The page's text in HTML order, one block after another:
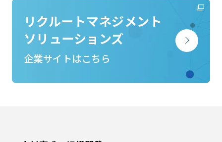
リクルートマネジメント
ソリューションズ
企業サイトはこちら